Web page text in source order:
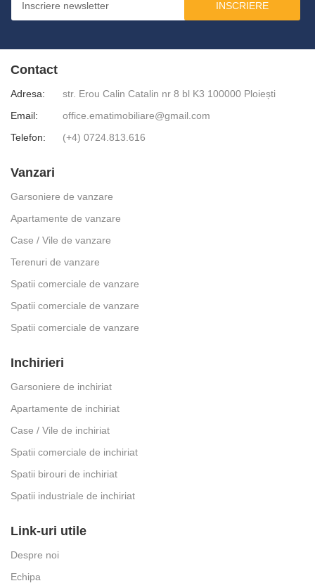
INSCRIERE
Contact
Adresa:
str. Erou Calin Catalin nr 8 bl K3 100000 Ploiești
Email:
office.ematimobiliare@gmail.com
Telefon:
(+4) 0724.813.616
Vanzari
Garsoniere de vanzare
Apartamente de vanzare
Case / Vile de vanzare
Terenuri de vanzare
Spatii comerciale de vanzare
Spatii comerciale de vanzare
Spatii comerciale de vanzare
Inchirieri
Garsoniere de inchiriat
Apartamente de inchiriat
Case / Vile de inchiriat
Spatii comerciale de inchiriat
Spatii birouri de inchiriat
Spatii industriale de inchiriat
Link-uri utile
Despre noi
Echipa